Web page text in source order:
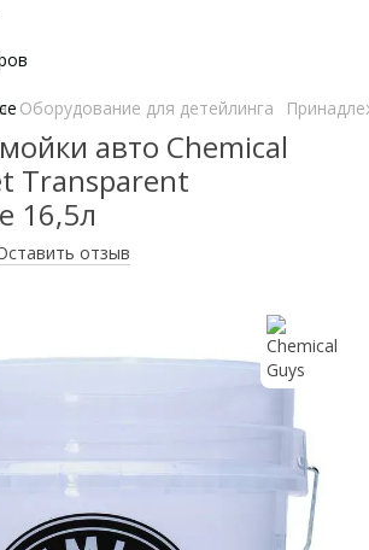
Оборудование для детейлинга
авто Chemical
Transparent
16,5л
отзыв